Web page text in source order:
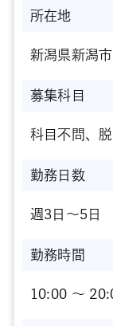
所在地
新潟県新潟
募集科目
科目不問、
勤務日数
週3日～5日
勤務時間
10:00 〜